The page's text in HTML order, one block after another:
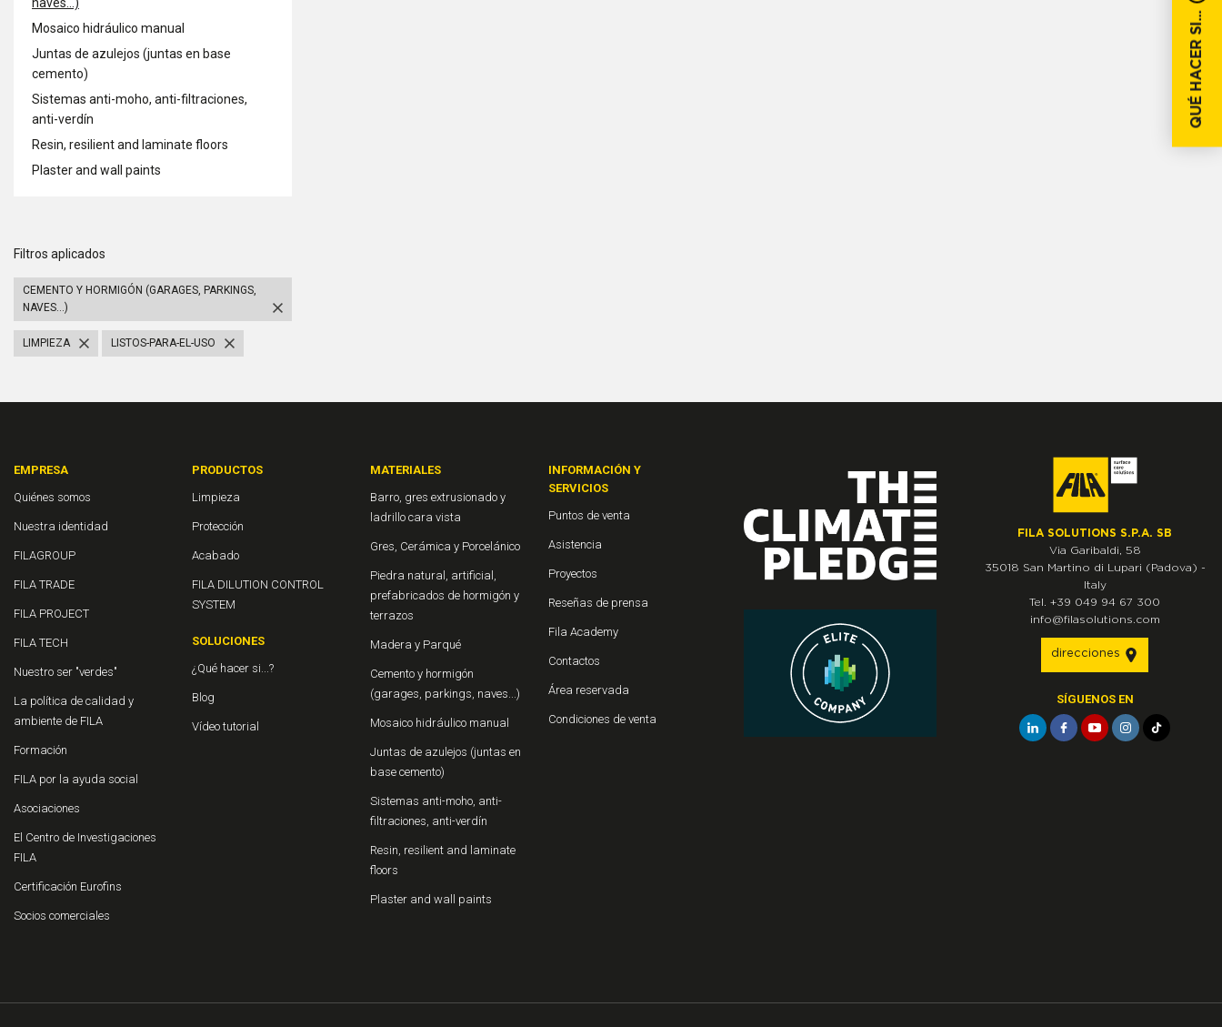
QUÉ HACER SI...
Mosaico hidráulico manual
Juntas de azulejos (juntas en base
cemento)
Sistemas anti-moho, anti-filtraciones,
anti-verdín
Resin, resilient and laminate floors
Plaster and wall paints
Filtros aplicados
CEMENTO Y HORMIGÓN (GARAGES, PARKINGS,
NAVES...)
LIMPIEZA LISTOS-PARA-EL-USO
EMPRESA
Quiénes somos
Nuestra identidad
FILAGROUP
FILA TRADE
FILA PROJECT
FILA TECH
Nuestro ser "verdes"
La política de calidad y
ambiente de FILA
Formación
FILA por la ayuda social
Asociaciones
El Centro de Investigaciones
FILA
Certificación Eurofins
Socios comerciales
PRODUCTOS
Limpieza
Protección
Acabado
FILA DILUTION CONTROL
SYSTEM
SOLUCIONES
¿Qué hacer si...?
Blog
Vídeo tutorial
MATERIALES
Barro, gres extrusionado y
ladrillo cara vista
Gres, Cerámica y Porcelánico
Piedra natural, artificial,
prefabricados de hormigón y
terrazos
Madera y Parqué
Cemento y hormigón
(garages, parkings, naves...)
Mosaico hidráulico manual
Juntas de azulejos (juntas en
base cemento)
Sistemas anti-moho, anti-
filtraciones, anti-verdín
Resin, resilient and laminate
floors
Plaster and wall paints
INFORMACIÓN Y
SERVICIOS
Puntos de venta
Asistencia
Proyectos
Reseñas de prensa
Fila Academy
Contactos
Área reservada
Condiciones de venta
FILA SOLUTIONS S.P.A. SB
Via Garibaldi, 58
35018 San Martino di Lupari (Padova) -
Italy
Tel. +39 049 94 67 300
info@filasolutions.com
direcciones
SÍGUENOS EN